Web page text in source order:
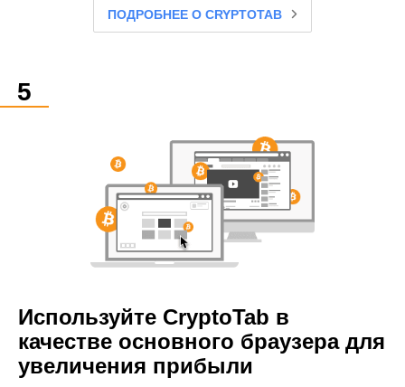
ПОДРОБНЕЕ О CRYPTOTAB
Используйте CryptoTab в
качестве основного браузера для
увеличения прибыли